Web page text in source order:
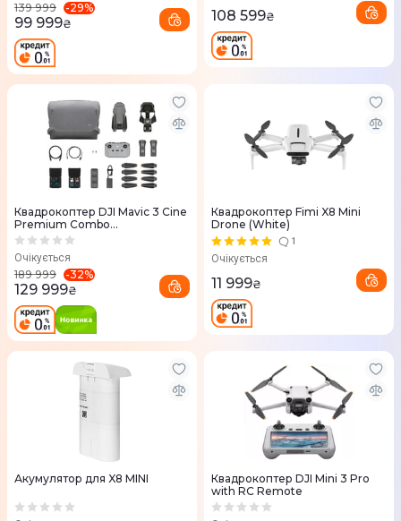
139 999 -29%
99 999₴ 108 599₴
Квадрокоптер DJI Mavic 3 Cine
Premium Combo
DJCP.MA.00000457.02
Очікується
189 999 -32%
129 999₴
Квадрокоптер Fimi X8 Mini
Drone (White)
1
Очікується
11 999₴
Акумулятор для X8 MINI
Квадрокоптер DJI Mini 3 Pro
with RC Remote